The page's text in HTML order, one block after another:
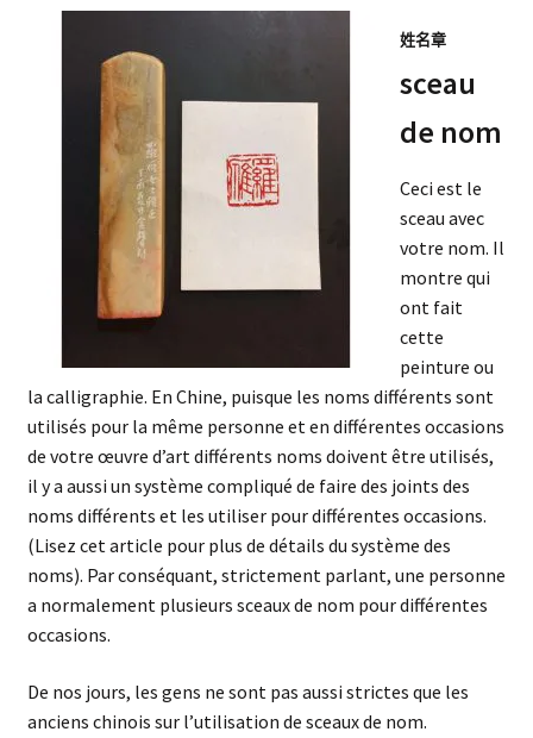
姓名章
sceau
de nom
Ceci est le
sceau avec
votre nom. Il
montre qui
ont fait
cette
peinture ou
la calligraphie. En Chine, puisque les noms différents sont
utilisés pour la même personne et en différentes occasions
de votre œuvre d’art différents noms doivent être utilisés,
il y a aussi un système compliqué de faire des joints des
noms différents et les utiliser pour différentes occasions.
(Lisez cet article pour plus de détails du système des
noms). Par conséquant, strictement parlant, une personne
a normalement plusieurs sceaux de nom pour différentes
occasions.
De nos jours, les gens ne sont pas aussi strictes que les
anciens chinois sur l’utilisation de sceaux de nom.